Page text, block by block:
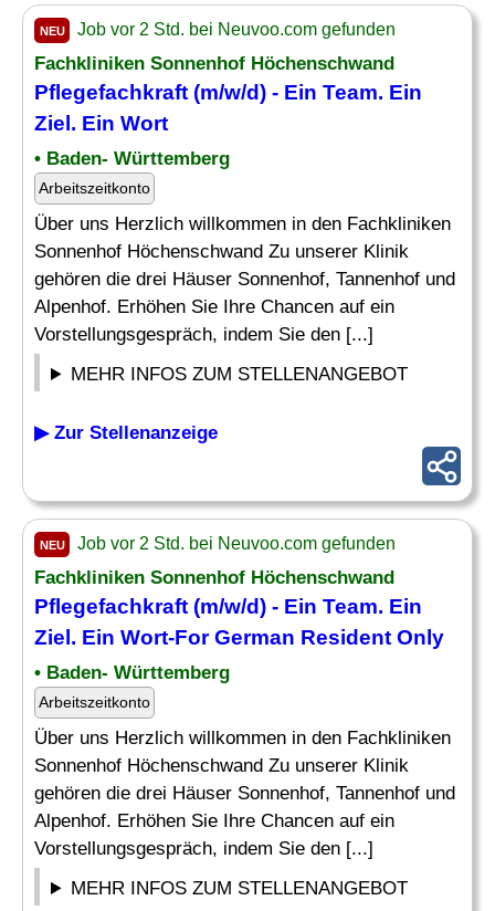
NEU Job vor 2 Std. bei Neuvoo.com gefunden
Fachkliniken Sonnenhof Höchenschwand
Pflegefachkraft (m/w/d) - Ein Team. Ein
Ziel . Ein Wort
• Baden- Württemberg
Arbeitszeitkonto
Über uns Herzlich willkommen in den Fachkliniken
Sonnenhof Höchenschwand Zu unserer Klinik
gehören die drei Häuser Sonnenhof, Tannenhof und
Alpenhof. Erhöhen Sie Ihre Chancen auf ein
Vorstellungsgespräch, indem Sie den [...]
MEHR INFOS ZUM STELLENANGEBOT
▶ Zur Stellenanzeige
NEU Job vor 2 Std. bei Neuvoo.com gefunden
Fachkliniken Sonnenhof Höchenschwand
Pflegefachkraft (m/w/d) - Ein Team. Ein
Ziel . Ein Wort-For German Resident Only
• Baden- Württemberg
Arbeitszeitkonto
Über uns Herzlich willkommen in den Fachkliniken
Sonnenhof Höchenschwand Zu unserer Klinik
gehören die drei Häuser Sonnenhof, Tannenhof und
Alpenhof. Erhöhen Sie Ihre Chancen auf ein
Vorstellungsgespräch, indem Sie den [...]
MEHR INFOS ZUM STELLENANGEBOT